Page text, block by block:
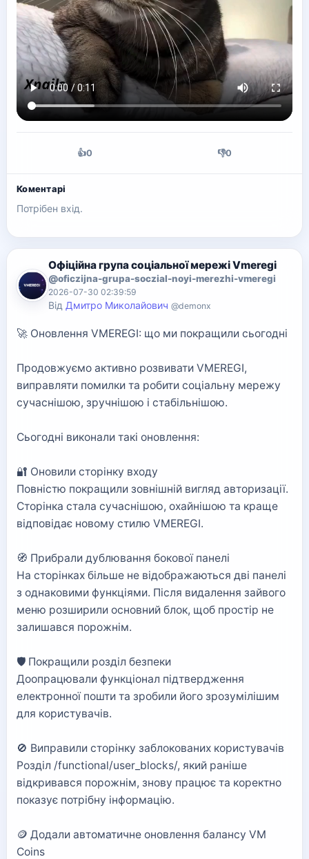
👍0 👎0
Коментарі
Потрібен вхід.
Офіційна група соціальної мережі Vmeregi
@oficzijna-grupa-soczial-noyi-merezhi-vmeregi
2026-07-30 02:39:59
Від Дмитро Миколайович @demonx
🚀 Оновлення VMEREGI: що ми покращили сьогодні
Продовжуємо активно розвивати VMEREGI,
виправляти помилки та робити соціальну мережу
сучаснішою, зручнішою і стабільнішою.
Сьогодні виконали такі оновлення:
🔐 Оновили сторінку входу
Повністю покращили зовнішній вигляд авторизації.
Сторінка стала сучаснішою, охайнішою та краще
відповідає новому стилю VMEREGI.
🧭 Прибрали дублювання бокової панелі
На сторінках більше не відображаються дві панелі
з однаковими функціями. Після видалення зайвого
меню розширили основний блок, щоб простір не
залишався порожнім.
🛡️ Покращили розділ безпеки
Доопрацювали функціонал підтвердження
електронної пошти та зробили його зрозумілішим
для користувачів.
🚫 Виправили сторінку заблокованих користувачів
Розділ /functional/user_blocks/, який раніше
відкривався порожнім, знову працює та коректно
показує потрібну інформацію.
🪙 Додали автоматичне оновлення балансу VM
Coins